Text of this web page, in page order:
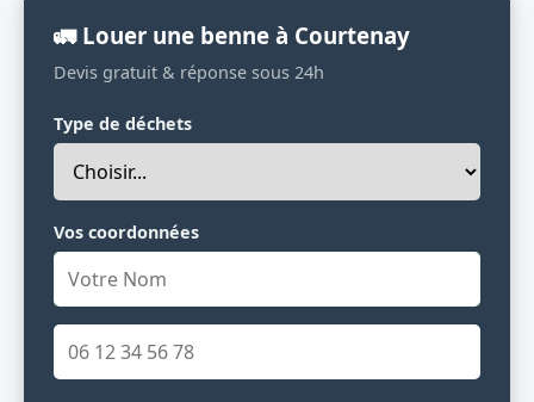
🚛 Louer une benne à Courtenay
Devis gratuit & réponse sous 24h
Type de déchets
Vos coordonnées